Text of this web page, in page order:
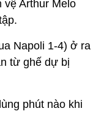
Arthur Melo
Napoli 1-4) ở ra
từ ghế dự bị
phút nào khi